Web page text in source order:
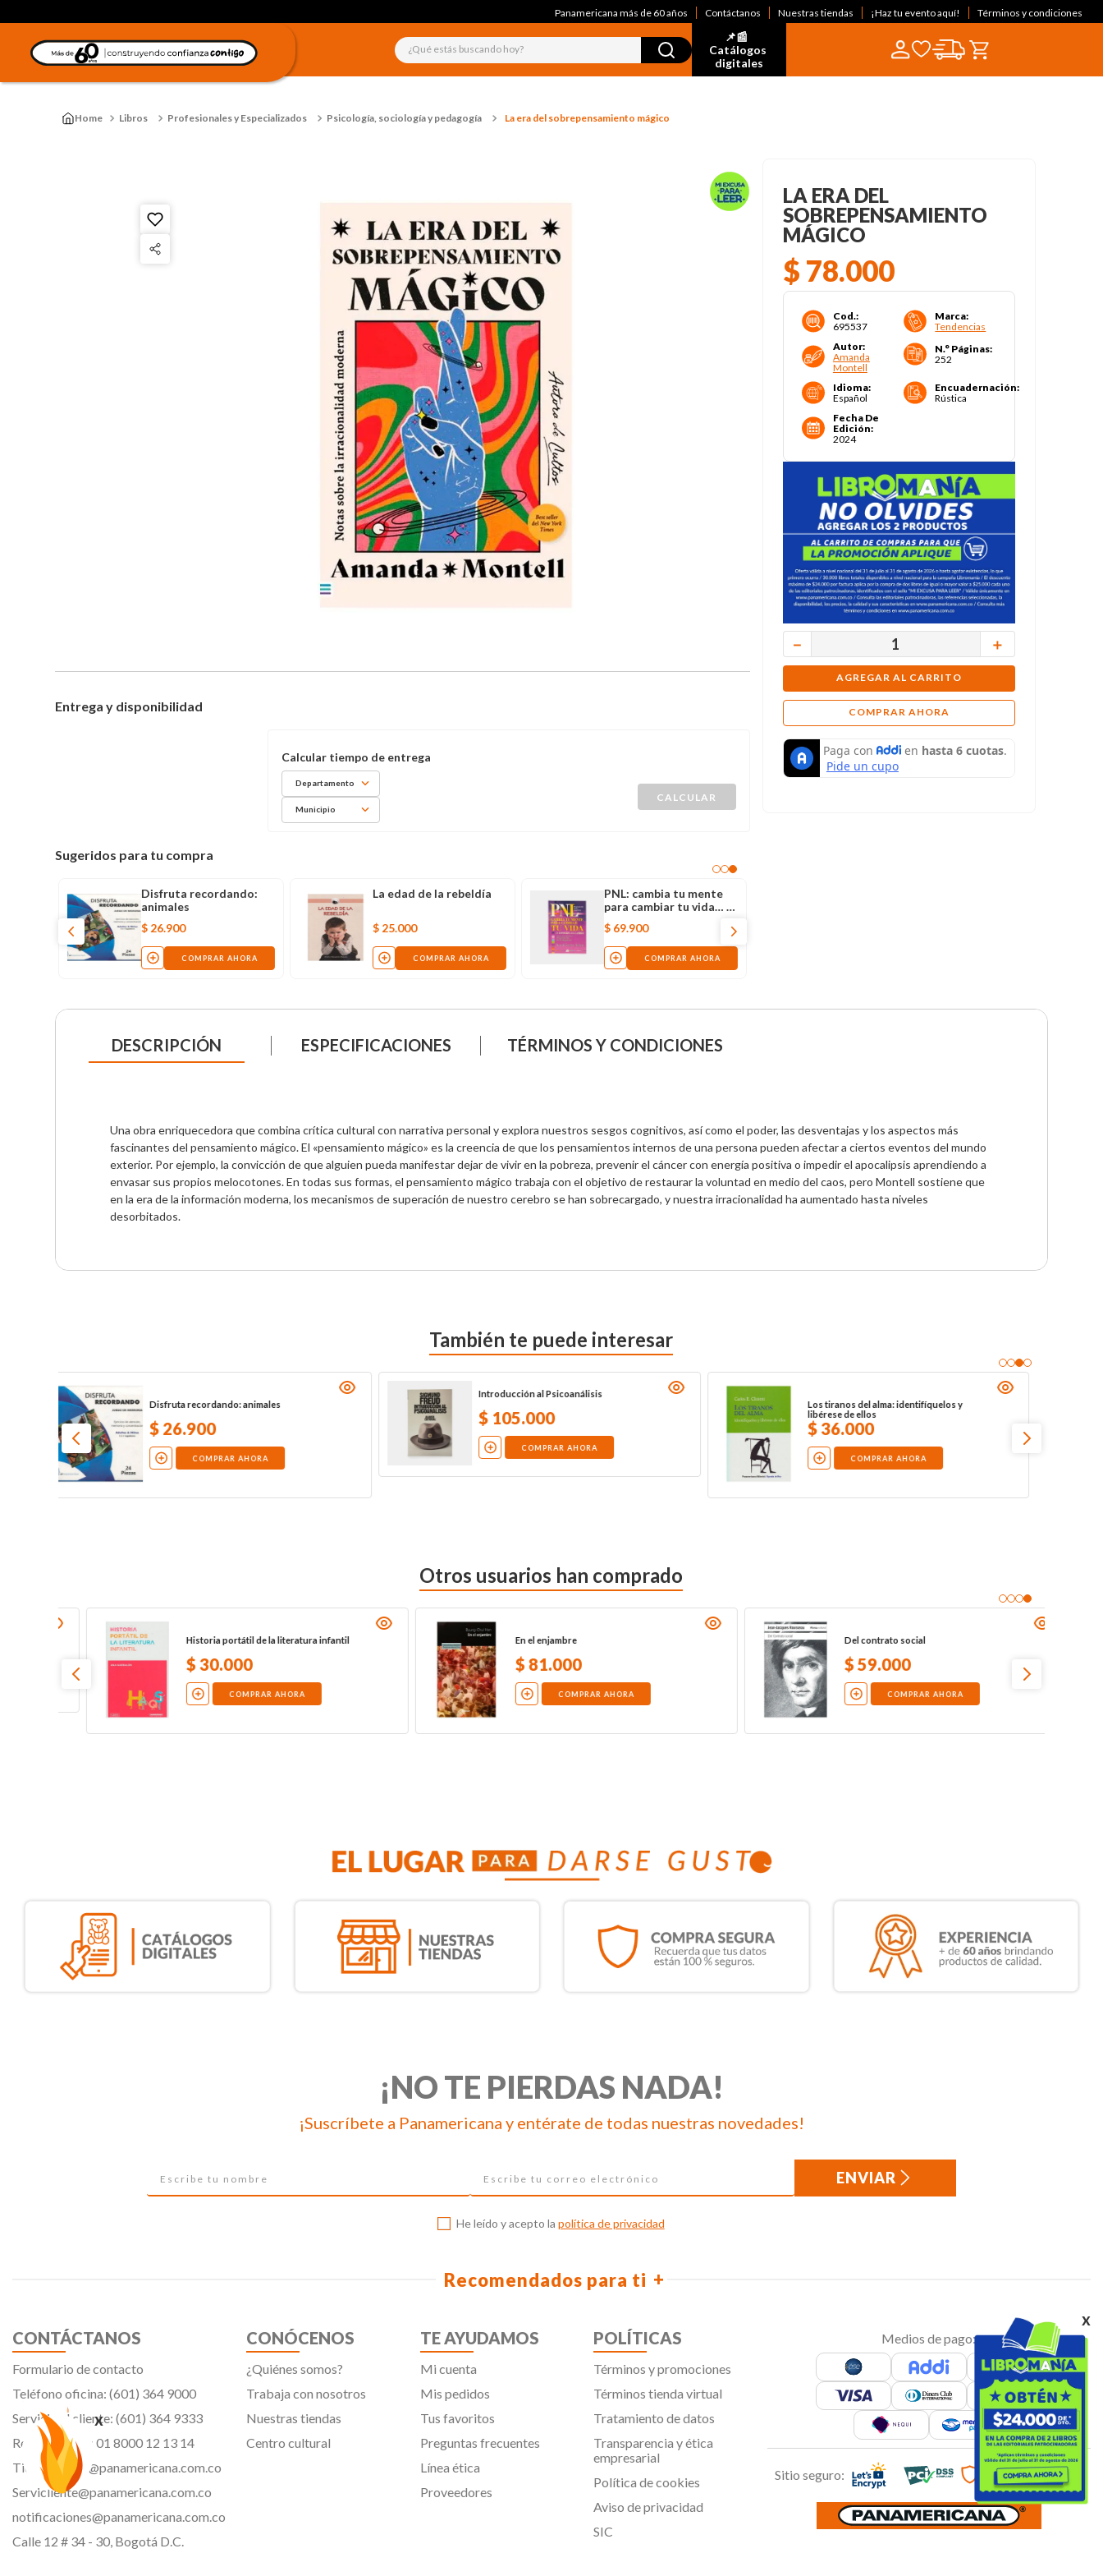
x
x
Panamericana más de 60 años Contáctanos Nuestras tiendas ¡Haz tu evento aquí! Términos y condiciones
¿Qué estás buscando hoy?
📌📰
Catálogos
digitales
Libros Profesionales y Especializados Psicología, sociología y pedagogía La era del sobrepensamiento mágico
Entrega y disponibilidad
Departamento
Municipio
Sugeridos para tu compra
Disfruta recordando:
animales
$ 26.900
COMPRAR AHORA
La edad de la rebeldía
$ 25.000
COMPRAR AHORA
PNL: cambia tu mente
para cambiar tu vida… y
conserva el cambio
$ 69.900
COMPRAR AHORA
LA ERA DEL
SOBREPENSAMIENTO
MÁGICO
$ 78.000
Cod.:
695537
Marca:
Tendencias
Autor:
Amanda
Montell
N.° Páginas:
252
Idioma:
Español
Encuadernación:
Rústica
Fecha De
Edición:
2024
＋
－
AGREGAR AL CARRITO
COMPRAR AHORA
DESCRIPCIÓN ESPECIFICACIONES TÉRMINOS Y CONDICIONES
Una obra enriquecedora que combina crítica cultural con narrativa personal y explora nuestros sesgos cognitivos, así como el poder, las desventajas y los aspectos más
fascinantes del pensamiento mágico. El «pensamiento mágico» es la creencia de que los pensamientos internos de una persona pueden afectar a ciertos eventos del mundo
exterior. Por ejemplo, la convicción de que alguien pueda manifestar dejar de vivir en la pobreza, prevenir el cáncer con energía positiva o impedir el apocalipsis aprendiendo a
envasar sus propios melocotones. En todas sus formas, el pensamiento mágico trabaja con el objetivo de restaurar la voluntad en medio del caos, pero Montell sostiene que
en la era de la información moderna, los mecanismos de superación de nuestro cerebro se han sobrecargado, y nuestra irracionalidad ha aumentado hasta niveles
desorbitados.
También te puede interesar
Disfruta recordando: animales
$26.900
COMPRAR AHORA
Introducción al Psicoanálisis
$105.000
COMPRAR AHORA
Los tiranos del alma: identifíquelos y
libérese de ellos
$36.000
COMPRAR AHORA
Otros usuarios han comprado
En el enjambre
$ 81.000
COMPRAR AHORA
Del contrato social
$ 59.000
COMPRAR AHORA
Los tiranos del alma: identifíquelos y
libérese de ellos
$ 36.000
¡NO TE PIERDAS NADA!
¡Suscríbete a Panamericana y entérate de todas nuestras novedades!
ENVIAR
He leído y acepto la política de privacidad
Recomendados para ti
CONTÁCTANOS
Formulario de contacto
Teléfono oficina: (601) 364 9000
Servicio al cliente: (601) 364 9333
Resto del país: 01 8000 12 13 14
Tiendavirtual@panamericana.com.co
Servicliente@panamericana.com.co
notificaciones@panamericana.com.co
Calle 12 # 34 - 30, Bogotá D.C.
CONÓCENOS
¿Quiénes somos?
Trabaja con nosotros
Nuestras tiendas
Centro cultural
TE AYUDAMOS
Mi cuenta
Mis pedidos
Tus favoritos
Preguntas frecuentes
Línea ética
Proveedores
POLÍTICAS
Términos y promociones
Términos tienda virtual
Tratamiento de datos
Transparencia y ética
empresarial
Política de cookies
Aviso de privacidad
SIC
Medios de pago:
Sitio seguro: